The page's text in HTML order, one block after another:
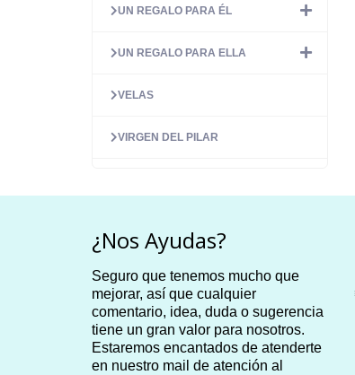
UN REGALO PARA ÉL
UN REGALO PARA ELLA
VELAS
VIRGEN DEL PILAR
¿Nos Ayudas?
Seguro que tenemos mucho que
mejorar, así que cualquier
comentario, idea, duda o sugerencia
tiene un gran valor para nosotros.
Estaremos encantados de atenderte
en nuestro mail de atención al